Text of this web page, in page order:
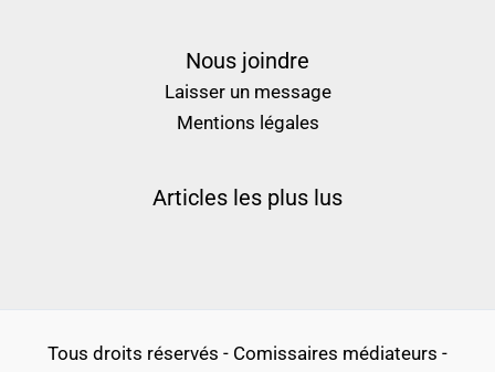
Nous joindre
Laisser un message
Mentions légales
Articles les plus lus
Tous droits réservés - Comissaires médiateurs -